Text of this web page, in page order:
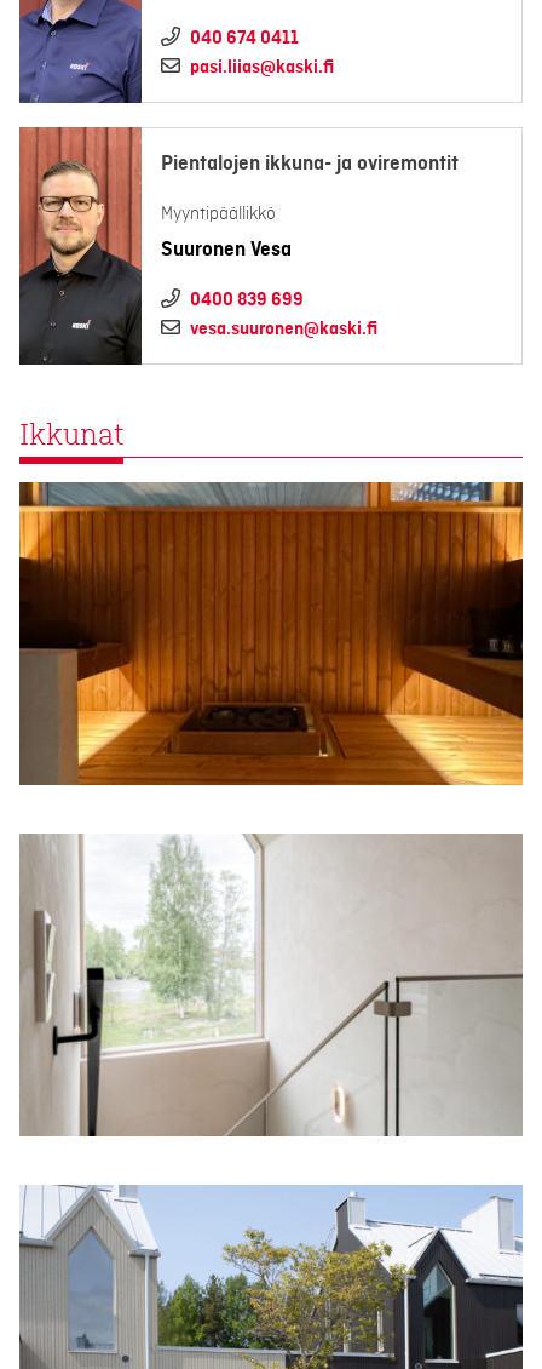
040 674 0411
pasi.liias@kaski.fi
Pientalojen ikkuna- ja oviremontit
Myyntipäällikkö
Suuronen Vesa
0400 839 699
vesa.suuronen@kaski.fi
Ikkunat